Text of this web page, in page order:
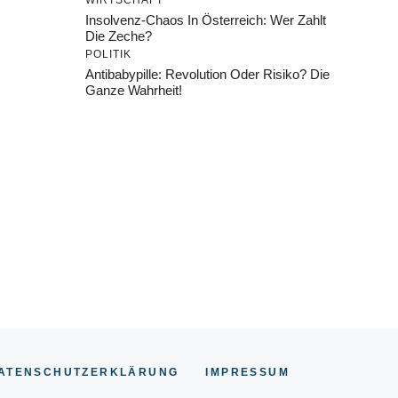
Insolvenz-Chaos In Österreich: Wer Zahlt
Die Zeche?
POLITIK
Antibabypille: Revolution Oder Risiko? Die
Ganze Wahrheit!
IMPRESSU M